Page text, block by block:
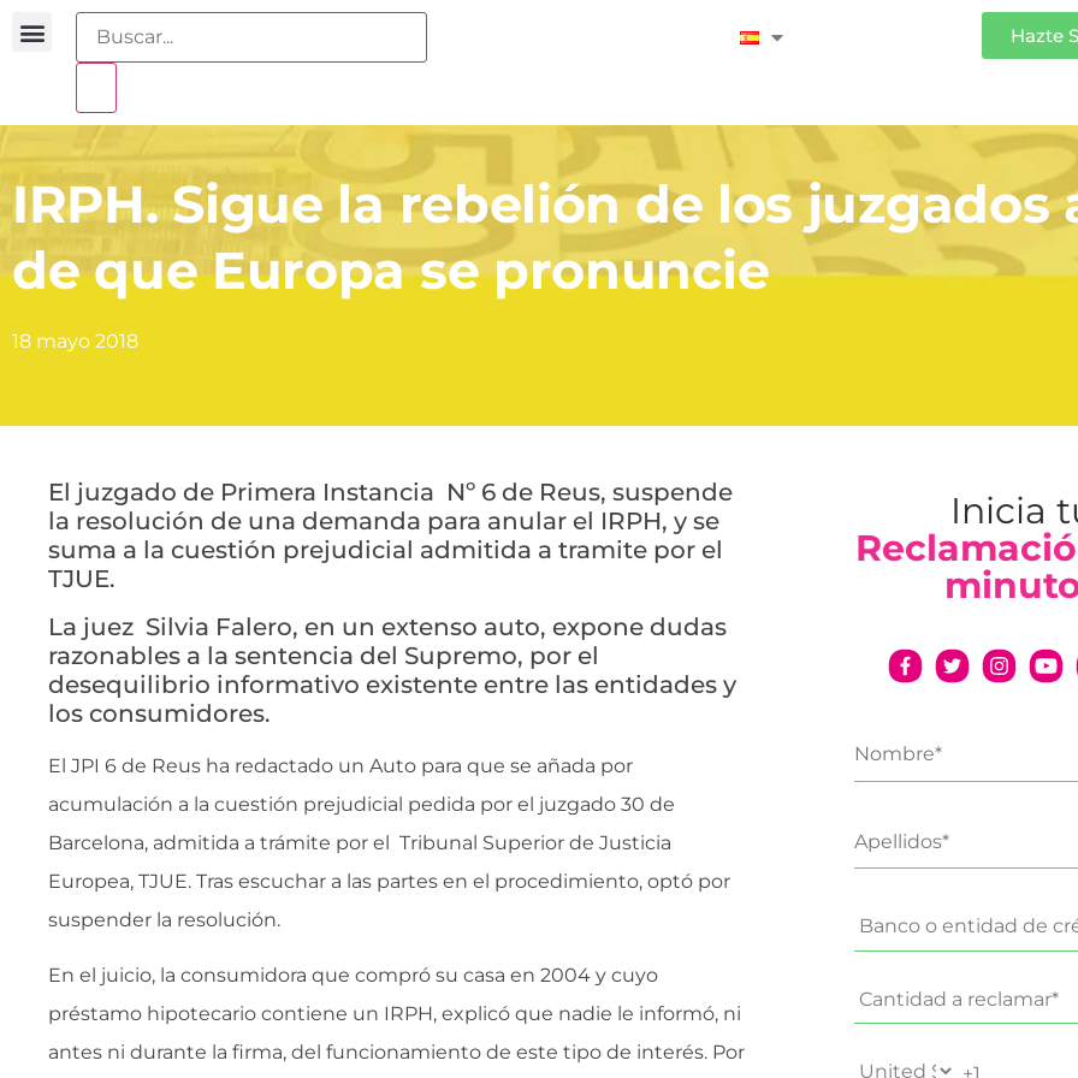
Hazte
IRPH. Sigue la rebelión de los juzgados
de que Europa se pronuncie
18 mayo 2018
El juzgado de Primera Instancia Nº 6 de Reus, suspende
la resolución de una demanda para anular el IRPH, y se
suma a la cuestión prejudicial admitida a tramite por el
TJUE.
La juez Silvia Falero, en un extenso auto, expone dudas
razonables a la sentencia del Supremo, por el
desequilibrio informativo existente entre las entidades y
los consumidores.
El JPI 6 de Reus ha redactado un Auto para que se añada por
acumulación a la cuestión prejudicial pedida por el juzgado 30 de
Barcelona, admitida a trámite por el Tribunal Superior de Justicia
Europea, TJUE. Tras escuchar a las partes en el procedimiento, optó por
suspender la resolución.
En el juicio, la consumidora que compró su casa en 2004 y cuyo
préstamo hipotecario contiene un IRPH, explicó que nadie le informó, ni
antes ni durante la firma, del funcionamiento de este tipo de interés. Por
Inicia